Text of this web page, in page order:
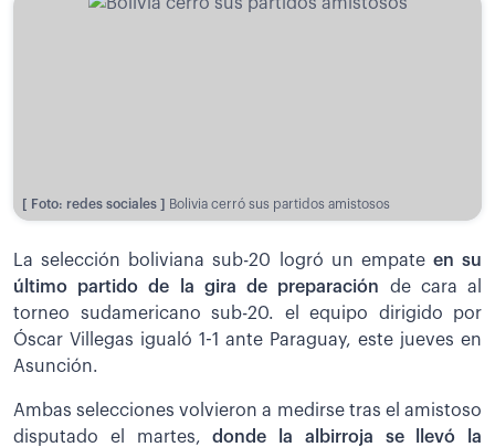
[ Foto: redes sociales ] Bolivia cerró sus partidos amistosos
La selección boliviana sub-20 logró un empate en su
último partido de la gira de preparación de cara al
torneo sudamericano sub-20. el equipo dirigido por
Óscar Villegas igualó 1-1 ante Paraguay, este jueves en
Asunción.
Ambas selecciones volvieron a medirse tras el amistoso
disputado el martes,donde la albirroja se llevó la